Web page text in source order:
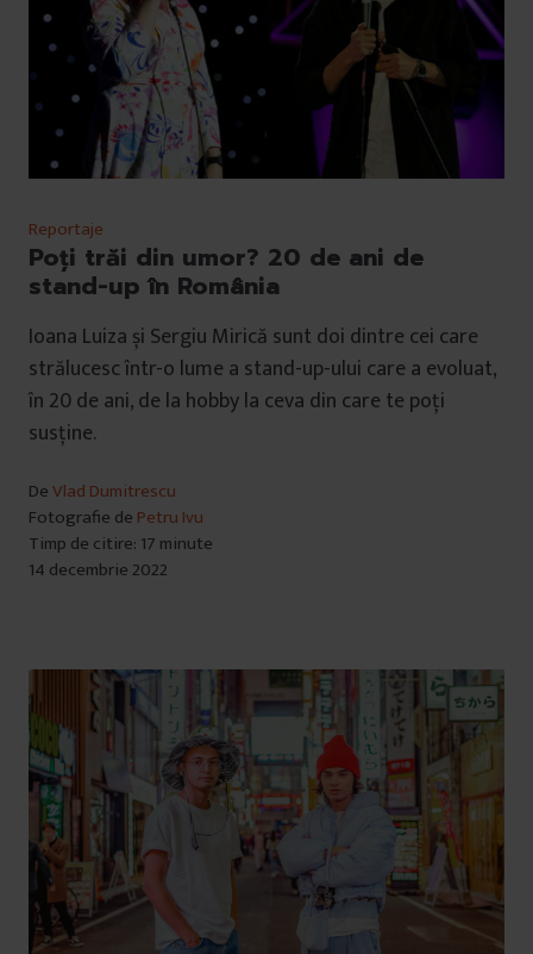
Reportaje
Poți trăi din umor? 20 de ani de
stand-up în România
Ioana Luiza și Sergiu Mirică sunt doi dintre cei care
strălucesc într-o lume a stand-up-ului care a evoluat,
în 20 de ani, de la hobby la ceva din care te poți
susține.
DeVlad Dumitrescu
Fotografie de Petru Ivu
Timp de citire: 17 minute
14 decembrie 2022